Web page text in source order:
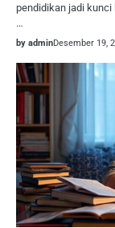
pendidikan jadi kunci
…
by adminDesember 19,